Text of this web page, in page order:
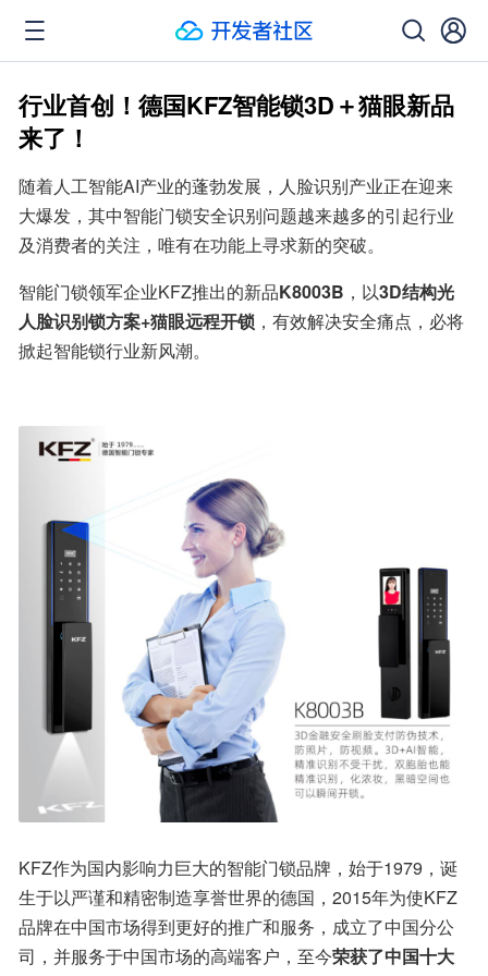
行业首创！德国KFZ智能锁3D＋猫眼新品
来了！
随着人工智能AI产业的蓬勃发展，人脸识别产业正在迎来
大爆发，其中智能门锁安全识别问题越来越多的引起行业
及消费者的关注，唯有在功能上寻求新的突破。
智能门锁领军企业KFZ推出的新品K8003B ，以3D结构光
人脸识别锁方案+猫眼远程开锁 ，有效解决安全痛点，必将
掀起智能锁行业新风潮。
KFZ作为国内影响力巨大的智能门锁品牌，始于1979，诞
生于以严谨和精密制造享誉世界的德国，2015年为使KFZ
品牌在中国市场得到更好的推广和服务，成立了中国分公
司，并服务于中国市场的高端客户，至今荣获了中国十大